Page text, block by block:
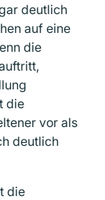
deutlich
auf eine
die
die
vor als
deutlich
die